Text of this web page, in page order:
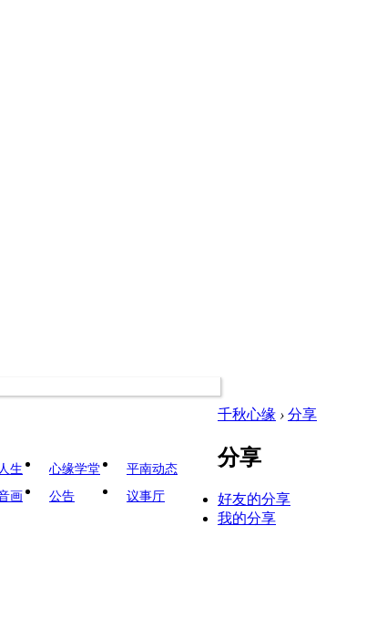
生 心缘学堂
平南动态
画
公告 议事厅
千秋心缘 › 分享
分享
好友的分享
我的分享